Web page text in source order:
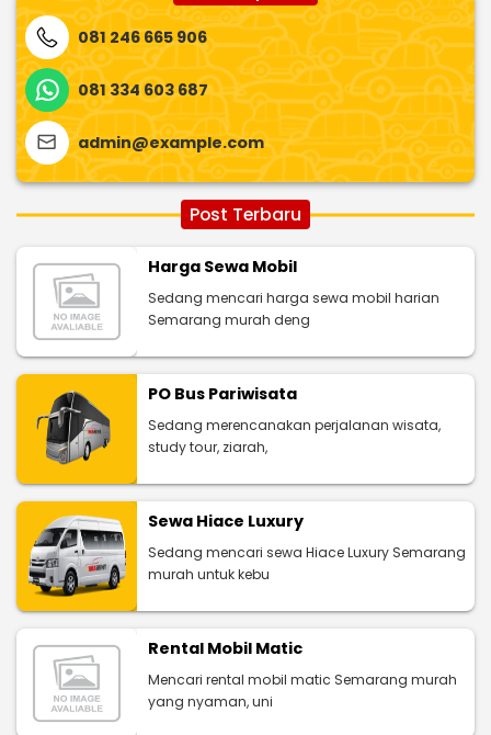
081 246 665 906
081 334 603 687
admin@example.com
Post Terbaru
Harga Sewa Mobil
Sedang mencari harga sewa mobil harian
Semarang murah deng
PO Bus Pariwisata
Sedang merencanakan perjalanan wisata,
study tour, ziarah,
Sewa Hiace Luxury
Sedang mencari sewa Hiace Luxury Semarang
murah untuk kebu
Rental Mobil Matic
Mencari rental mobil matic Semarang murah
yang nyaman, uni